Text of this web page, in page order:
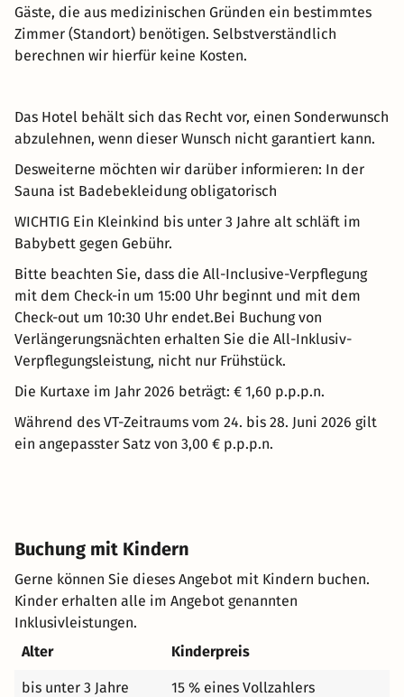
Gäste, die aus medizinischen Gründen ein bestimmtes
Zimmer (Standort) benötigen. Selbstverständlich
berechnen wir hierfür keine Kosten.
Das Hotel behält sich das Recht vor, einen Sonderwunsch
abzulehnen, wenn dieser Wunsch nicht garantiert kann.
Desweiterne möchten wir darüber informieren: In der
Sauna ist Badebekleidung obligatorisch
WICHTIG Ein Kleinkind bis unter 3 Jahre alt schläft im
Babybett gegen Gebühr.
Bitte beachten Sie, dass die All-Inclusive-Verpflegung
mit dem Check-in um 15:00 Uhr beginnt und mit dem
Check-out um 10:30 Uhr endet.Bei Buchung von
Verlängerungsnächten erhalten Sie die All-Inklusiv-
Verpflegungsleistung, nicht nur Frühstück.
Die Kurtaxe im Jahr 2026 beträgt: € 1,60 p.p.p.n.
Während des VT-Zeitraums vom 24. bis 28. Juni 2026 gilt
ein angepasster Satz von 3,00 € p.p.p.n.
Buchung mit Kindern
Gerne können Sie dieses Angebot mit Kindern buchen.
Kinder erhalten alle im Angebot genannten
Inklusivleistungen.
Alter
Kinderpreis
bis unter 3 Jahre 15 % eines Vollzahlers